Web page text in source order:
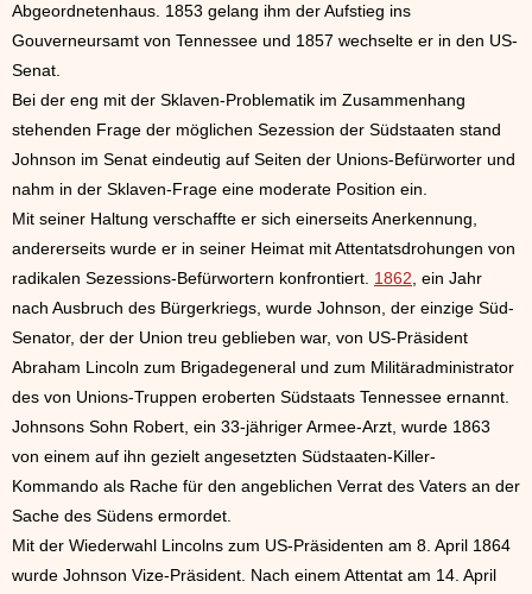
Abgeordnetenhaus. 1853 gelang ihm der Aufstieg ins
Gouverneursamt von Tennessee und 1857 wechselte er in den US-
Senat.
Bei der eng mit der Sklaven-Problematik im Zusammenhang
stehenden Frage der möglichen Sezession der Südstaaten stand
Johnson im Senat eindeutig auf Seiten der Unions-Befürworter und
nahm in der Sklaven-Frage eine moderate Position ein.
Mit seiner Haltung verschaffte er sich einerseits Anerkennung,
andererseits wurde er in seiner Heimat mit Attentatsdrohungen von
radikalen Sezessions-Befürwortern konfrontiert. 1862, ein Jahr
nach Ausbruch des Bürgerkriegs, wurde Johnson, der einzige Süd-
Senator, der der Union treu geblieben war, von US-Präsident
Abraham Lincoln zum Brigadegeneral und zum Militäradministrator
des von Unions-Truppen eroberten Südstaats Tennessee ernannt.
Johnsons Sohn Robert, ein 33-jähriger Armee-Arzt, wurde 1863
von einem auf ihn gezielt angesetzten Südstaaten-Killer-
Kommando als Rache für den angeblichen Verrat des Vaters an der
Sache des Südens ermordet.
Mit der Wiederwahl Lincolns zum US-Präsidenten am 8. April 1864
wurde Johnson Vize-Präsident. Nach einem Attentat am 14. April